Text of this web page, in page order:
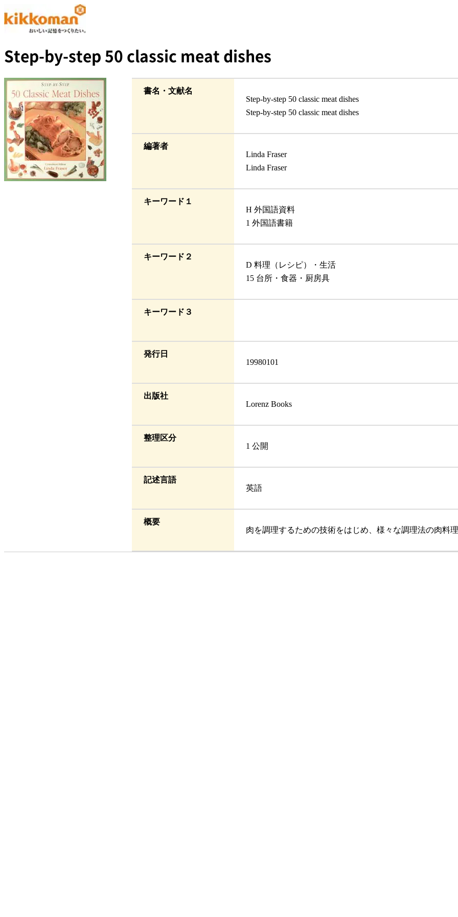
Step-by-step 50 classic meat dishes
書名・文献名
Step-by-step 50 classic meat dishes
Step-by-step 50 classic meat dishes
編著者
Linda Fraser
Linda Fraser
キーワード１
H 外国語資料
1 外国語書籍
キーワード２
D 料理（レシピ）・生活
15 台所・食器・厨房具
キーワード３
発行日
19980101
出版社
Lorenz Books
整理区分
1 公開
記述言語
英語
概要
肉を調理するための技術をはじめ、様々な調理法の肉料理